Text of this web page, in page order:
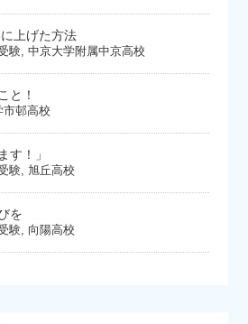
上げた方法
験, 中京大学附属中京高校
と！
市邨高校
す！」
験, 旭丘高校
を
験, 向陽高校